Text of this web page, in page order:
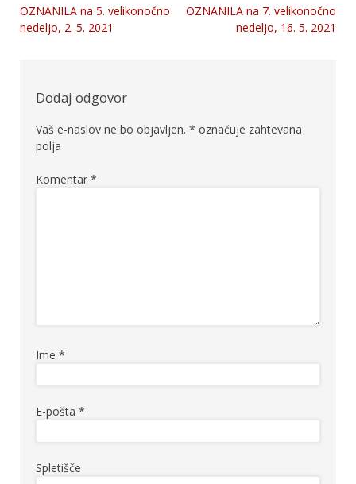
Navigacija
OZNANILA na 5. velikonočno
nedeljo, 2. 5. 2021
OZNANILA na 7. velikonočno
nedeljo, 16. 5. 2021
Dodaj odgovor
Vaš e-naslov ne bo objavljen. * označuje zahtevana
polja
Komentar *
Ime *
E-pošta *
Spletišče